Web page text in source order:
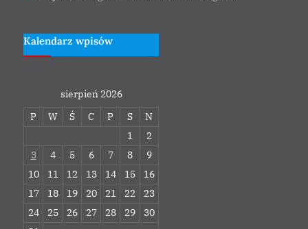
Kalendarz wpisów
sierpień 2026
P
W Ś C P S
N
1
2
3
4 5 6 7 8
9
10
11 12 13 14 15
16
17
18 19 20 21 22
23
24
25 26 27 28 29
30